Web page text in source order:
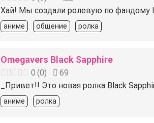
Хай! Мы создали ролевую по фандому
аниме общение ролка
Omegavers Black Sapphire
0 (0)
69
_Привет!! Это новая ролка Black
аниме ролка